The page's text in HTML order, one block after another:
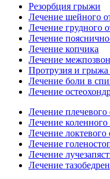
Резорбция грыжи
Лечение шейного
Лечение грудного
Лечение
Лечение копчика
Лечение
Протрузия и грыжа
Лечение боли в
Лечение
Лечение плечевого
Лечение коленного
Лечение локтевого
Лечение
Лечение
Лечение